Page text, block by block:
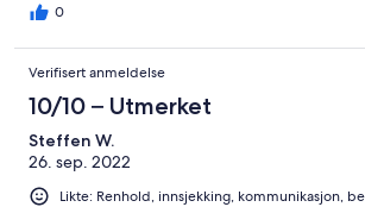
0
Verifisert anmeldelse
10/10 – Utmerket
Steffen W.
26. sep. 2022
Likte: Renhold, innsjekking, kommunikasjon,